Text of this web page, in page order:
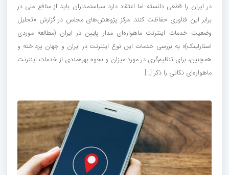
در ایران را قطعی دانسته اما اعتقاد دارد سیاستمداران باید از منافع ملی در
برابر این فناوری حفاظت کنند. مرکز پژوهش‌های مجلس در گزارش «تحلیل
وضعیت خدمات اینترنت ماهواره‌ای مدار پایین در ایران (مطالعه موردی
استارلینک)» به بررسی خدمات این نوع اینترنت در ایران و جهان پرداخته و
همچنین، برای تنظیم‌گری در مورد میزان و نحوه بهره‌مندی‌ از خدمات اینترنت
ماهواره‌ای نکاتی را ذکر […]